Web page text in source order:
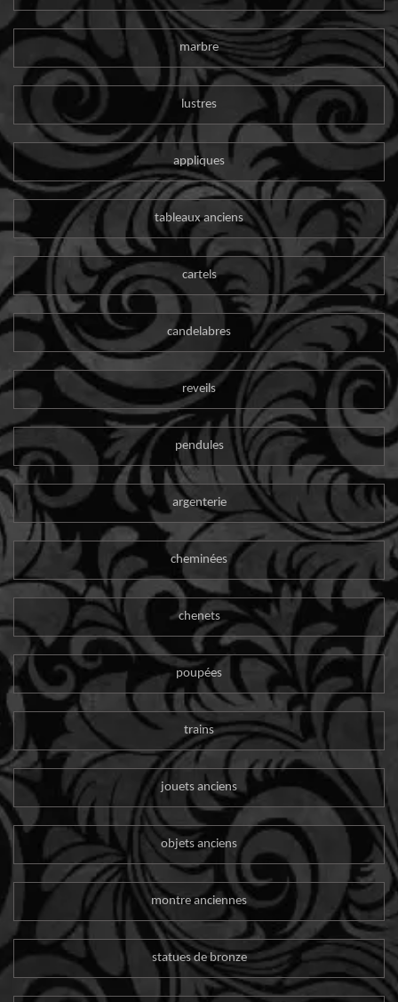
marbre
lustres
appliques
tableaux anciens
cartels
candelabres
reveils
pendules
argenterie
cheminées
chenets
poupées
trains
jouets anciens
objets anciens
montre anciennes
statues de bronze